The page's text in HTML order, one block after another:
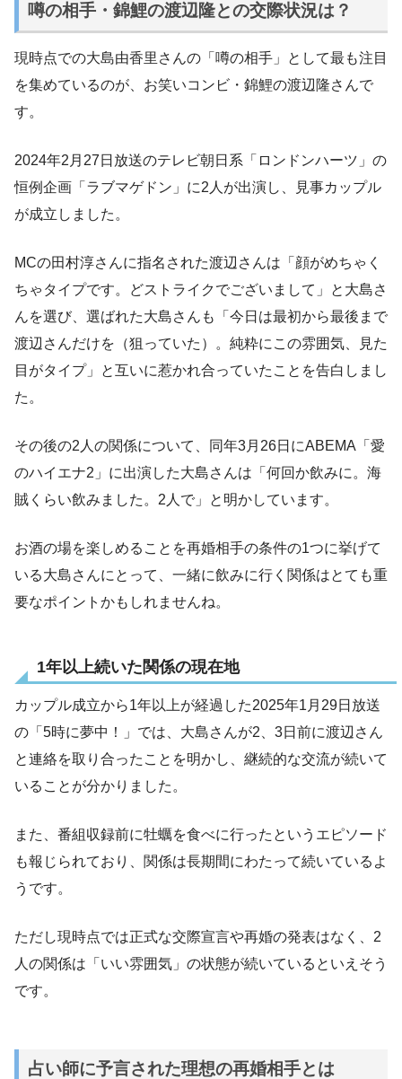
噂の相手・錦鯉の渡辺隆との交際状況は？
現時点での大島由香里さんの「噂の相手」として最も注目
を集めているのが、お笑いコンビ・錦鯉の渡辺隆さんで
す。
2024年2月27日放送のテレビ朝日系「ロンドンハーツ」の
恒例企画「ラブマゲドン」に2人が出演し、見事カップル
が成立しました。
MCの田村淳さんに指名された渡辺さんは「顔がめちゃく
ちゃタイプです。どストライクでございまして」と大島さ
んを選び、選ばれた大島さんも「今日は最初から最後まで
渡辺さんだけを（狙っていた）。純粋にこの雰囲気、見た
目がタイプ」と互いに惹かれ合っていたことを告白しまし
た。
その後の2人の関係について、同年3月26日にABEMA「愛
のハイエナ2」に出演した大島さんは「何回か飲みに。海
賊くらい飲みました。2人で」と明かしています。
お酒の場を楽しめることを再婚相手の条件の1つに挙げて
いる大島さんにとって、一緒に飲みに行く関係はとても重
要なポイントかもしれませんね。
1年以上続いた関係の現在地
カップル成立から1年以上が経過した2025年1月29日放送
の「5時に夢中！」では、大島さんが2、3日前に渡辺さん
と連絡を取り合ったことを明かし、継続的な交流が続いて
いることが分かりました。
また、番組収録前に牡蠣を食べに行ったというエピソード
も報じられており、関係は長期間にわたって続いているよ
うです。
ただし現時点では正式な交際宣言や再婚の発表はなく、2
人の関係は「いい雰囲気」の状態が続いているといえそう
です。
占い師に予言された理想の再婚相手とは